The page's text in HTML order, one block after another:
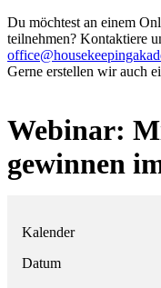
Du möchtest an einem
teilnehmen? Kontaktiere
Gerne erstellen wir auch
Webinar:
gewinnen
Kalender
Datum